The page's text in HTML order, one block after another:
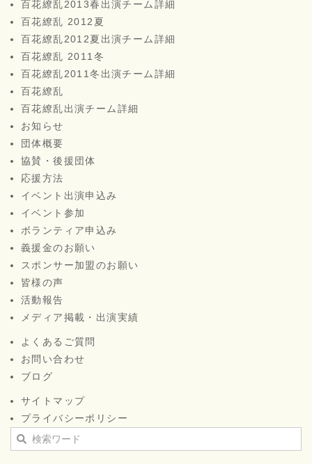
百花繚乱2013春出演チーム詳細
百花繚乱 2012夏
百花繚乱2012夏出演チーム詳細
百花繚乱 2011冬
百花繚乱2011冬出演チーム詳細
百花繚乱
百花繚乱出演チーム詳細
お知らせ
団体概要
協賛・後援団体
応援方法
イベント出演申込み
イベント参加
ボランティア申込み
義援金のお願い
スポンサー加盟のお願い
皆様の声
活動報告
メディア掲載・出演実績
よくあるご質問
お問い合わせ
ブログ
サイトマップ
プライバシーポリシー